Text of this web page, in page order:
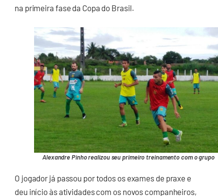
na primeira fase da Copa do Brasil.
Alexandre Pinho realizou seu primeiro treinamento com o grupo
O jogador já passou por todos os exames de praxe e
deu início às atividades com os novos companheiros,